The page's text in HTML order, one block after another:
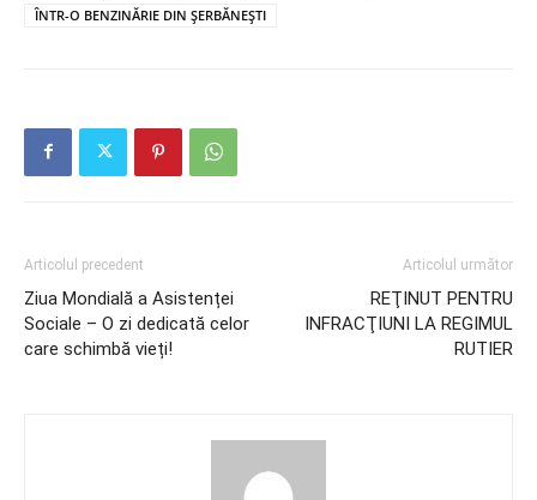
ÎNTR-O BENZINĂRIE DIN ŞERBĂNEŞTI
Articolul precedent
Ziua Mondială a Asistenței
Sociale – O zi dedicată celor
care schimbă vieți!
Articolul următor
REŢINUT PENTRU
INFRACŢIUNI LA REGIMUL
RUTIER